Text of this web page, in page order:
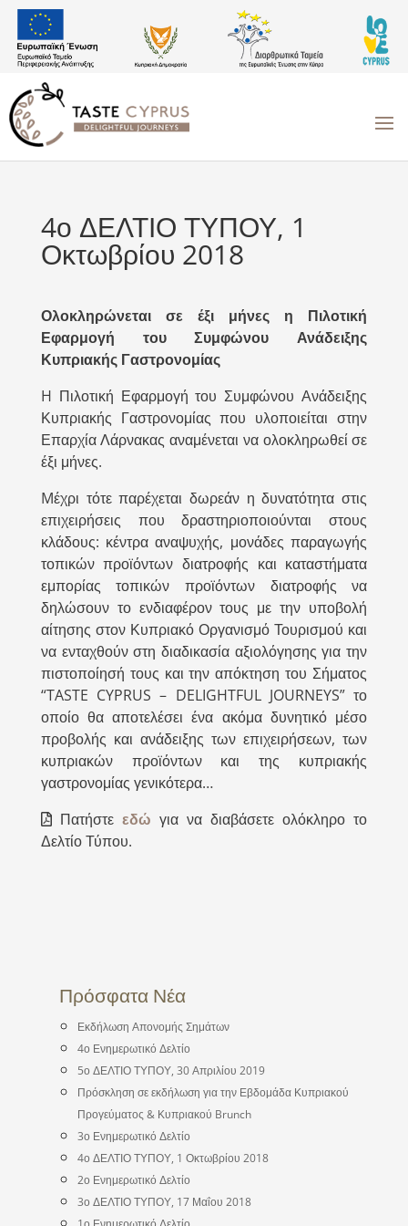
4ο ΔΕΛΤΙΟ ΤΥΠΟΥ, 1
Οκτωβρίου 2018
Ολοκληρώνεται σε έξι μήνες η Πιλοτική
Εφαρμογή του Συμφώνου Ανάδειξης
Κυπριακής Γαστρονομίας
H Πιλοτική Εφαρμογή του Συμφώνου Ανάδειξης
Κυπριακής Γαστρονομίας που υλοποιείται στην
Επαρχία Λάρνακας αναμένεται να ολοκληρωθεί σε
έξι μήνες.
Mέχρι τότε παρέχεται δωρεάν η δυνατότητα στις
επιχειρήσεις που δραστηριοποιούνται στους
κλάδους: κέντρα αναψυχής, μονάδες παραγωγής
τοπικών προϊόντων διατροφής και καταστήματα
εμπορίας τοπικών προϊόντων διατροφής να
δηλώσουν το ενδιαφέρον τους με την υποβολή
αίτησης στον Κυπριακό Οργανισμό Τουρισμού και
να ενταχθούν στη διαδικασία αξιολόγησης για την
πιστοποίησή τους και την απόκτηση του Σήματος
“TASTE CYPRUS – DELIGHTFUL JOURNEYS” το
οποίο θα αποτελέσει ένα ακόμα δυνητικό μέσο
προβολής και ανάδειξης των επιχειρήσεων, των
κυπριακών προϊόντων και της κυπριακής
γαστρονομίας γενικότερα…
Πατήστε εδώ για να διαβάσετε ολόκληρο το
Δελτίο Τύπου.
Πρόσφατα Νέα
Εκδήλωση Απονομής Σημάτων
4ο Ενημερωτικό Δελτίο
5ο ΔΕΛΤΙΟ ΤΥΠΟΥ, 30 Απριλίου 2019
Πρόσκληση σε εκδήλωση για την Εβδομάδα Κυπριακού
Προγεύματος & Κυπριακού Brunch
3ο Ενημερωτικό Δελτίο
4ο ΔΕΛΤΙΟ ΤΥΠΟΥ, 1 Οκτωβρίου 2018
2ο Ενημερωτικό Δελτίο
3ο ΔΕΛΤΙΟ ΤΥΠΟΥ, 17 Μαΐου 2018